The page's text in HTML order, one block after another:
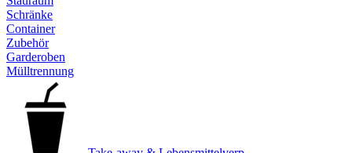
Schränke
Container
Zubehör
Garderoben
Mülltrennung